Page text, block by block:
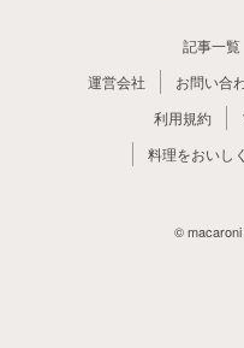
記事一覧
運営会社
お問い合
利用規約
料理をおいし
© macaroni